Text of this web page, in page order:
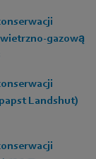
gazową
Landshut)